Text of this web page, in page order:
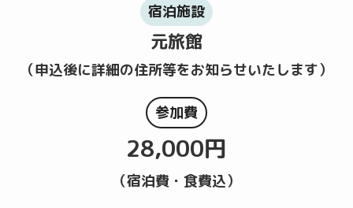
宿泊施設
元旅館
（申込後に詳細の住所等をお知らせいたします）
参加費
28,000円
（宿泊費・食費込）